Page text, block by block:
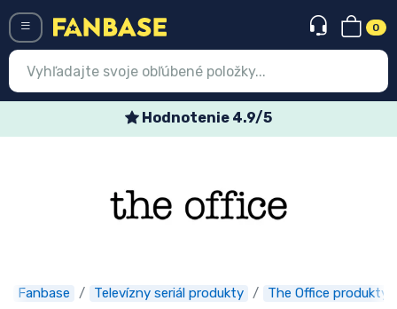
0
Hodnotenie 4.9/5
Fanbase Televízny seriál produkty The Office produkty
Najnovšie
Expresná preprava